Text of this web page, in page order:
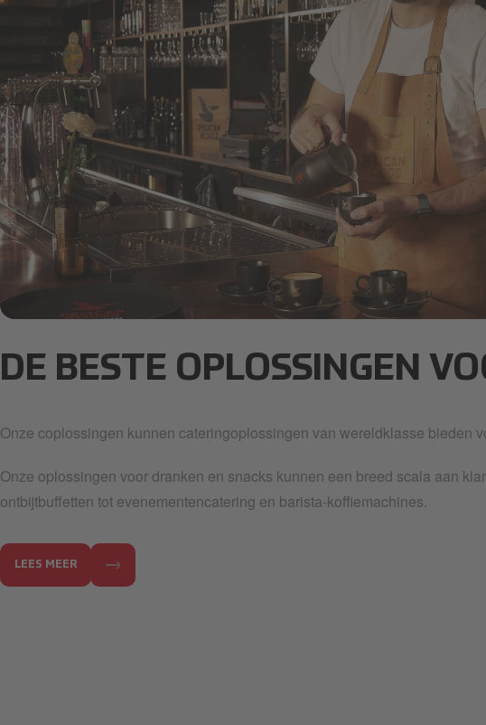
DE BESTE OPLOSSINGEN
Onze coplossingen kunnen cateringoplossingen van wereldklasse bieden
Onze oplossingen voor dranken en snacks kunnen een breed scala aan
ontbijtbuffetten tot evenementencatering en barista-koffiemachines.
LEES MEER